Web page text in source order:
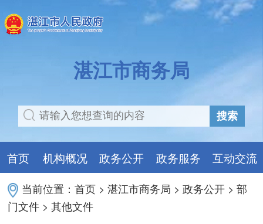
湛江市商务局
搜索
首页 机构概况 政务公开 政务服务 互动交流
当前位置：首页 >湛江市商务局 >政务公开 >部
门文件 >其他文件